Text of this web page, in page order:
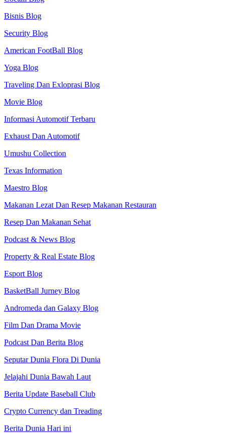
Bisnis Blog
Security Blog
American FootBall Blog
Yoga Blog
Traveling Dan Exloprasi Blog
Movie Blog
Informasi Automotif Terbaru
Exhaust Dan Automotif
Umushu Collection
Texas Information
Maestro Blog
Makanan Lezat Dan Resep Makanan Restauran
Resep Dan Makanan Sehat
Podcast & News Blog
Property & Real Estate Blog
Esport Blog
BasketBall Jurney Blog
Andromeda dan Galaxy Blog
Film Dan Drama Movie
Podcast Dan Berita Blog
Seputar Dunia Flora Di Dunia
Jelajahi Dunia Bawah Laut
Berita Update Baseball Club
Crypto Currency dan Treading
Berita Dunia Hari ini